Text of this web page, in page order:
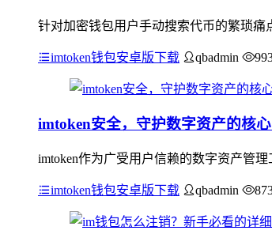
针对加密钱包用户手动搜索代币的繁琐痛
imtoken钱包安卓版下载 qbadmin
imtoken安全，守护数字资产的核
imtoken作为广受用户信赖的数字资产管
imtoken钱包安卓版下载 qbadmin